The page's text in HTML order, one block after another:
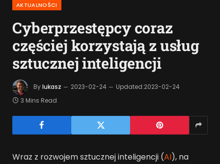
AKTUALNOŚCI
Cyberprzestępcy coraz
częściej korzystają z usług
sztucznej inteligencji
Bylukasz 2023-02-24 Updated:2023-02-24
3 Mins Read
Wraz z rozwojem sztucznej inteligencji (AI), na